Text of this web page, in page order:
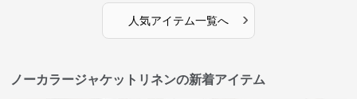
人気アイテム一覧へ ›
ノーカラージャケットリネンの新着アイテム